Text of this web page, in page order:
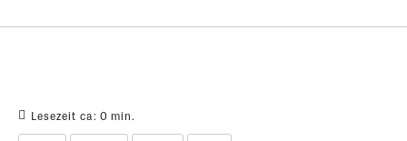
Lesezeit ca: 0 min.